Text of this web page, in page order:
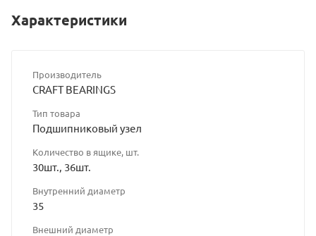
Характеристики
Производитель
CRAFT BEARINGS
Тип товара
Подшипниковый узел
Количество в ящике, шт.
30шт., 36шт.
Внутренний диаметр
35
Внешний диаметр